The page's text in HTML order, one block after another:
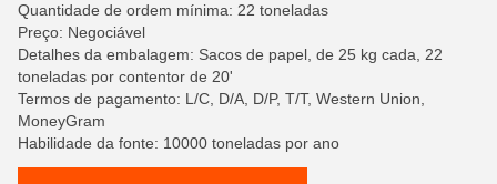
Quantidade de ordem mínima: 22 toneladas
Preço: Negociável
Detalhes da embalagem: Sacos de papel, de 25 kg cada, 22
toneladas por contentor de 20'
Termos de pagamento: L/C, D/A, D/P, T/T, Western Union,
MoneyGram
Habilidade da fonte: 10000 toneladas por ano